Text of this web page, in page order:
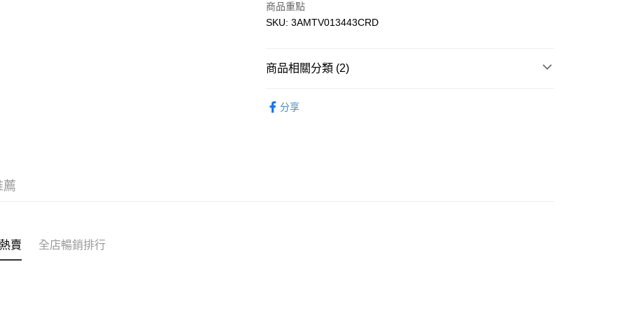
WeChat Pay
送貨方式
每筆HK$50.00，滿HK$499.00或以上免運費
商品重點
SKU: 3AMTV013443CRD
商品相關分類 (2)
分享
薦
賣 全店暢銷排行